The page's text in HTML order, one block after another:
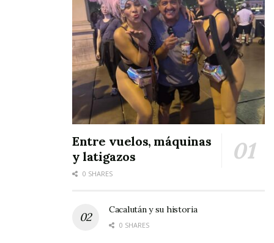
Entre vuelos, máquinas
y latigazos
0 SHARES
Cacalután y su historia
0 SHARES